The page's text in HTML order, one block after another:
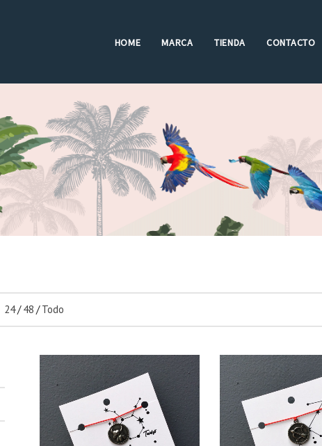
HOME MARCA TIENDA CONTACTO
24/ 48 / Todo